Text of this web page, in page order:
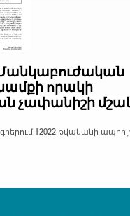
Մանկաբուժական
որակի
չափանիշի
| 2022 թվականի